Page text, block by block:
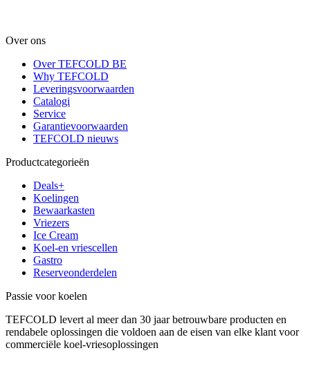
Over ons
Over TEFCOLD BE
Why TEFCOLD
Leveringsvoorwaarden
Catalogi
Service
Garantievoorwaarden
TEFCOLD nieuws
Productcategorieën
Deals+
Koelingen
Bewaarkasten
Vriezers
Ice Cream
Koel-en vriescellen
Gastro
Reserveonderdelen
Passie voor koelen
TEFCOLD levert al meer dan 30 jaar betrouwbare producten en
rendabele oplossingen die voldoen aan de eisen van elke klant voor
commerciële koel-vriesoplossingen